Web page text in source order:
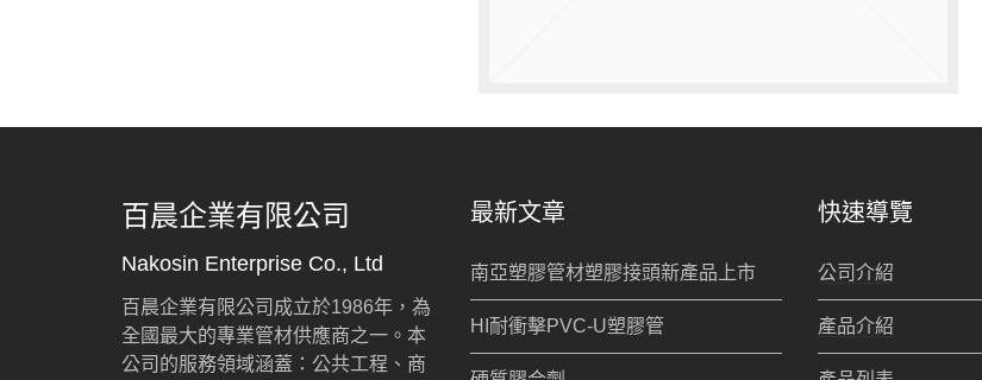
百晨企業有限公司
Nakosin Enterprise Co., Ltd
百晨企業有限公司成立於1986年，為
全國最大的專業管材供應商之一。本
公司的服務領域涵蓋：公共工程、商
最新文章
南亞塑膠管材塑膠接頭新產品上市
HI耐衝擊PVC-U塑膠管
快速導覽
公司介紹
產品介紹